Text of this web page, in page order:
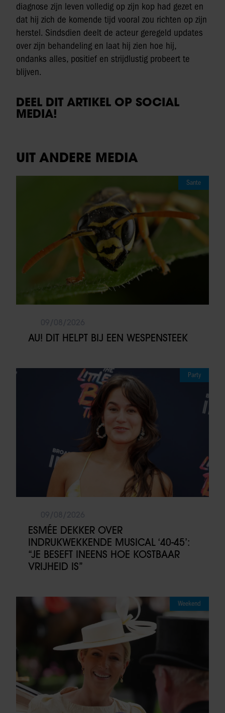
diagnose zijn leven volledig op zijn kop had gezet en
dat hij zich de komende tijd vooral zou richten op zijn
herstel. Sindsdien deelt de acteur geregeld updates
over zijn behandeling en laat hij zien hoe hij,
ondanks alles, positief en strijdlustig probeert te
blijven.
DEEL DIT ARTIKEL OP SOCIAL
MEDIA!
UIT ANDERE MEDIA
Sante
AU! DIT HELPT BIJ EEN WESPENSTEEK
Party
ESMÉE DEKKER OVER
INDRUKWEKKENDE MUSICAL ‘40-45’:
“JE BESEFT INEENS HOE KOSTBAAR
VRIJHEID IS”
Weekend